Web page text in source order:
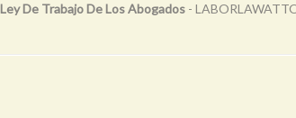
De Trabajo De Los Abogados -